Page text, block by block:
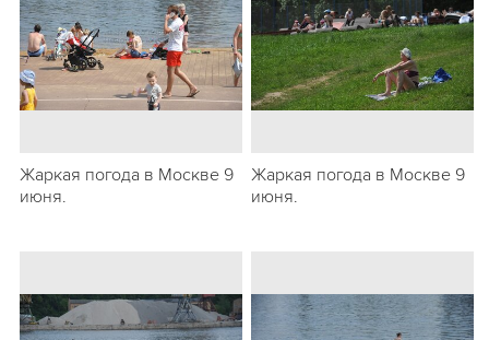
Жаркая погода в Москве 9
июня.
Жаркая погода в Москве 9
июня.